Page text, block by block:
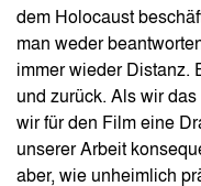
dem Holocaust
man weder
immer wieder Distanz.
und zurück. Als wir
wir für den Film eine
unserer Arbeit
aber, wie unheimlich